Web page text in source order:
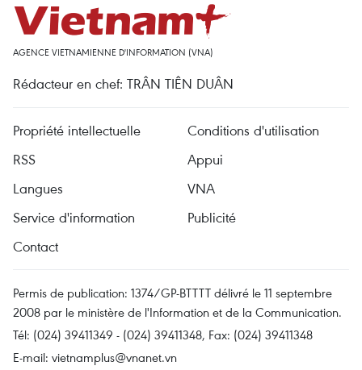
AGENCE VIETNAMIENNE D'INFORMATION (VNA)
Rédacteur en chef: TRÂN TIÊN DUÂN
Propriété intellectuelle
Conditions d'utilisation
RSS
Appui
Langues
VNA
Service d'information
Publicité
Contact
Permis de publication: 1374/GP-BTTTT délivré le 11 septembre
2008 par le ministère de l'Information et de la Communication.
Tél: (024) 39411349 - (024) 39411348, Fax: (024) 39411348
E-mail: vietnamplus@vnanet.vn